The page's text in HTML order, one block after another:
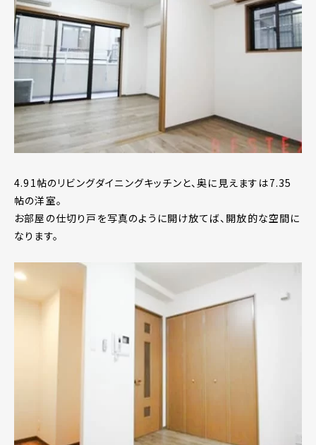
4.91帖のリビングダイニングキッチンと、奥に見えますは7.35
帖の洋室。
お部屋の仕切り戸を写真のように開け放てば、開放的な空間に
なります。